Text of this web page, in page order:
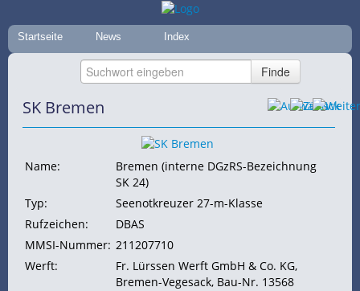
Startseite News Index
SK Bremen
Name:
Bremen (interne DGzRS-Bezeichnung
SK 24)
Typ:
Seenotkreuzer 27-m-Klasse
Rufzeichen:
DBAS
MMSI-Nummer: 211207710
Werft:
Fr. Lürssen Werft GmbH & Co. KG,
Bremen-Vegesack, Bau-Nr. 13568